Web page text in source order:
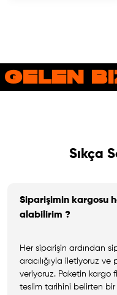
Sıkça
Siparişimin kargosu
alabilirim ?
Her siparişin ardından
aracılığıyla iletiyoruz
veriyoruz. Paketin kargo
teslim tarihini belirten bir